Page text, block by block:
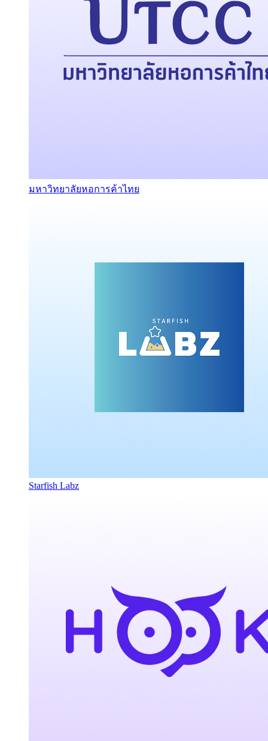
มหาวิทยาลัยหอการค้าไทย
Starfish Labz